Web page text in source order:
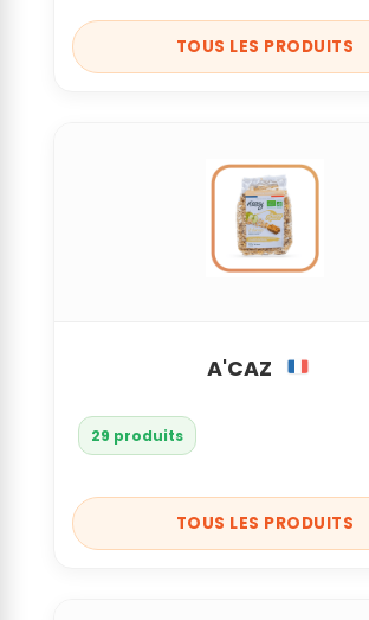
TOUS LES PRODUITS
A'CAZ
29 produits
TOUS LES PRODUITS